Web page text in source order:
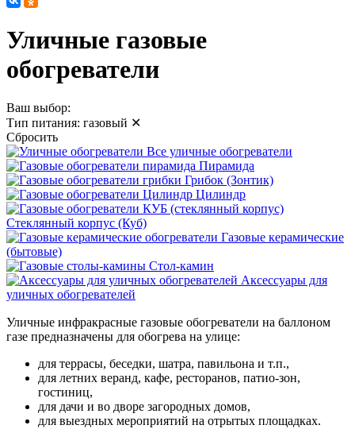
Уличные газовые
обогреватели
Ваш выбор:
Тип питания: газовый ✕
Сбросить
Все уличные обогреватели
Пирамида
Грибок (Зонтик)
Цилиндр
Стеклянный корпус (Куб)
Газовые керамические
(бытовые)
Стол-камин
Аксессуары для
уличных обогревателей
Уличные инфракрасные газовые обогреватели на баллоном
газе предназначены для обогрева на улице:
для террасы, беседки, шатра, павильона и т.п.,
для летних веранд, кафе, ресторанов, патио-зон,
гостиниц,
для дачи и во дворе загородных домов,
для выездных мероприятий на отрытых площадках.